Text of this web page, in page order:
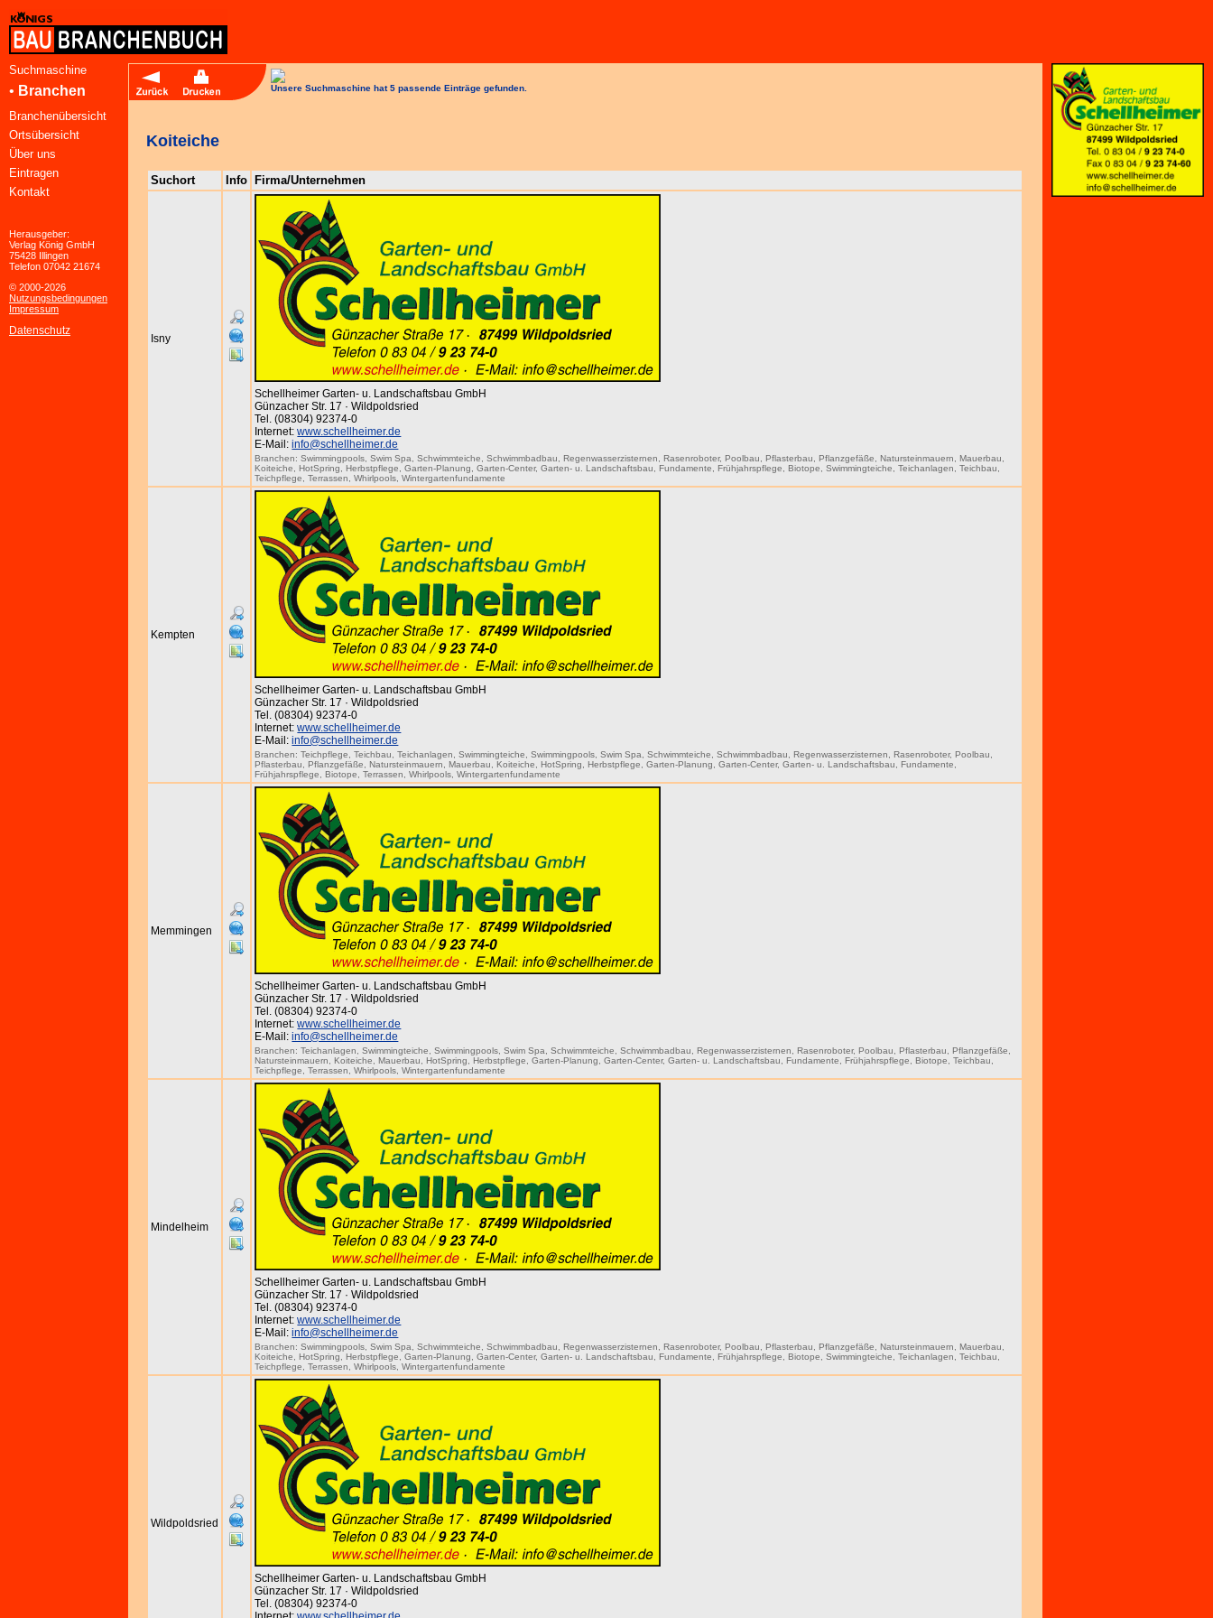
Suchmaschine
• Branchen
Branchenübersicht
Ortsübersicht
Über uns
Eintragen
Kontakt
Herausgeber:
Verlag König GmbH
75428 Illingen
Telefon 07042 21674
© 2000-2026
Nutzungsbedingungen
Impressum
Datenschutz
Unsere Suchmaschine hat 5 passende Einträge gefunden.
Koiteiche
Suchort Info Firma/Unternehmen
Isny
Schellheimer Garten- u. Landschaftsbau GmbH
Günzacher Str. 17 · Wildpoldsried
Tel. (08304) 92374-0
Internet:www.schellheimer.de
E-Mail:info@schellheimer.de
Branchen:Swimmingpools ,Swim Spa ,Schwimmteiche ,Schwimmbadbau ,Regenwasserzisternen ,Rasenroboter,Poolbau ,Pflasterbau ,Pflanzgefäße ,Natursteinmauern ,Mauerbau
Koiteiche
,HotSpring ,Herbstpflege ,Garten-Planung ,Garten-Center,Garten- u. Landschaftsbau ,Fundamente ,Frühjahrspflege ,Biotope ,Swimmingteiche ,Teichanlagen ,Teichbau
Teichpflege
,Terrassen ,Whirlpools ,Wintergartenfundamente
Kempten
Schellheimer Garten- u. Landschaftsbau GmbH
Günzacher Str. 17 · Wildpoldsried
Tel. (08304) 92374-0
Internet:www.schellheimer.de
E-Mail:info@schellheimer.de
Branchen:Teichpflege ,Teichbau ,Teichanlagen ,Swimmingteiche ,Swimmingpools ,Swim Spa ,Schwimmteiche ,Schwimmbadbau ,Regenwasserzisternen ,Rasenroboter,Poolbau
Pflasterbau
,Pflanzgefäße ,Natursteinmauern ,Mauerbau ,Koiteiche ,HotSpring ,Herbstpflege ,Garten-Planung ,Garten-Center,Garten- u. Landschaftsbau ,Fundamente
Frühjahrspflege
,Biotope ,Terrassen ,Whirlpools ,Wintergartenfundamente
Memmingen
Schellheimer Garten- u. Landschaftsbau GmbH
Günzacher Str. 17 · Wildpoldsried
Tel. (08304) 92374-0
Internet:www.schellheimer.de
E-Mail:info@schellheimer.de
Branchen:Teichanlagen ,Swimmingteiche ,Swimmingpools ,Swim Spa ,Schwimmteiche ,Schwimmbadbau ,Regenwasserzisternen ,Rasenroboter,Poolbau ,Pflasterbau ,Pflanzgefäße
Natursteinmauern
,Koiteiche ,Mauerbau ,HotSpring ,Herbstpflege ,Garten-Planung ,Garten-Center,Garten- u. Landschaftsbau ,Fundamente ,Frühjahrspflege ,Biotope ,Teichbau
Teichpflege
,Terrassen ,Whirlpools ,Wintergartenfundamente
Mindelheim
Schellheimer Garten- u. Landschaftsbau GmbH
Günzacher Str. 17 · Wildpoldsried
Tel. (08304) 92374-0
Internet:www.schellheimer.de
E-Mail:info@schellheimer.de
Branchen:Swimmingpools ,Swim Spa ,Schwimmteiche ,Schwimmbadbau ,Regenwasserzisternen ,Rasenroboter,Poolbau ,Pflasterbau ,Pflanzgefäße ,Natursteinmauern ,Mauerbau
Koiteiche
,HotSpring ,Herbstpflege ,Garten-Planung ,Garten-Center,Garten- u. Landschaftsbau ,Fundamente ,Frühjahrspflege ,Biotope ,Swimmingteiche ,Teichanlagen ,Teichbau
Teichpflege
,Terrassen ,Whirlpools ,Wintergartenfundamente
Wildpoldsried
Schellheimer Garten- u. Landschaftsbau GmbH
Günzacher Str. 17 · Wildpoldsried
Tel. (08304) 92374-0